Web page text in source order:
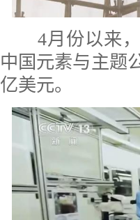
4月份以来，
中国元素与主题
亿美元。